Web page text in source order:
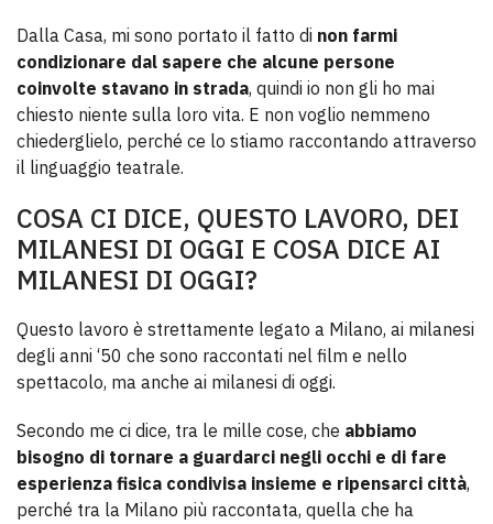
Dalla Casa, mi sono portato il fatto di non farmi
condizionare dal sapere che alcune persone
coinvolte stavano in strada, quindi io non gli ho mai
chiesto niente sulla loro vita. E non voglio nemmeno
chiederglielo, perché ce lo stiamo raccontando attraverso
il linguaggio teatrale.
COSA CI DICE, QUESTO LAVORO, DEI
MILANESI DI OGGI E COSA DICE AI
MILANESI DI OGGI?
Questo lavoro è strettamente legato a Milano, ai milanesi
degli anni ‘50 che sono raccontati nel film e nello
spettacolo, ma anche ai milanesi di oggi.
Secondo me ci dice, tra le mille cose, che abbiamo
bisogno di tornare a guardarci negli occhi e di fare
esperienza fisica condivisa insieme e ripensarci città,
perché tra la Milano più raccontata, quella che ha